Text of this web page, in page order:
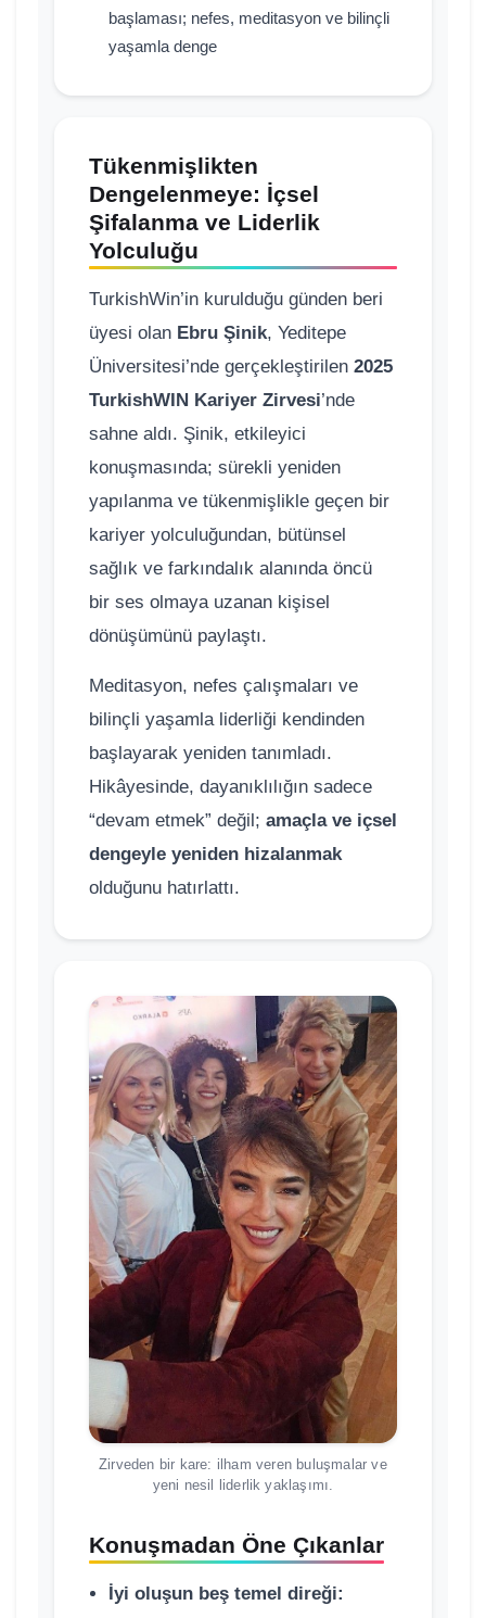
başlaması; nefes, meditasyon ve bilinçli
yaşamla denge
Tükenmişlikten
Dengelenmeye: İçsel
Şifalanma ve Liderlik
Yolculuğu
TurkishWin’in kurulduğu günden beri
üyesi olan Ebru Şinik, Yeditepe
Üniversitesi’nde gerçekleştirilen 2025
TurkishWIN Kariyer Zirvesi’nde
sahne aldı. Şinik, etkileyici
konuşmasında; sürekli yeniden
yapılanma ve tükenmişlikle geçen bir
kariyer yolculuğundan, bütünsel
sağlık ve farkındalık alanında öncü
bir ses olmaya uzanan kişisel
dönüşümünü paylaştı.
Meditasyon, nefes çalışmaları ve
bilinçli yaşamla liderliği kendinden
başlayarak yeniden tanımladı.
Hikâyesinde, dayanıklılığın sadece
“devam etmek” değil; amaçla ve içsel
dengeyle yeniden hizalanmak
olduğunu hatırlattı.
Zirveden bir kare: ilham veren buluşmalar ve
yeni nesil liderlik yaklaşımı.
Konuşmadan Öne Çıkanlar
İyi oluşun beş temel direği: